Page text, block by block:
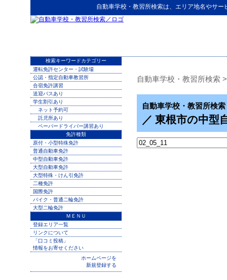
自動車学校・教習所検索は、エリア地名やサー
自動車学校・教習所検索 >
自動車学校・教習所検索
／ 東根市の中型
検索キーワードカテゴリー
運転免許センター・試験場
公認・指定自動車教習所
合宿免許講習
送迎バスあり
学生割引あり
ネット予約可
託児所あり
ペーパードライバー講習あり
免許種類
原付・小型特殊免許
普通自動車免許
中型自動車免許
大型自動車免許
大型特殊・けん引免許
二種免許
国際免許
バイク・普通二輪免許
大型二輪免許
ＭＥＮＵ
登録エリア一覧
リンクについて
「口コミ投稿」
情報をお寄せください
ホームページを
新規登録する